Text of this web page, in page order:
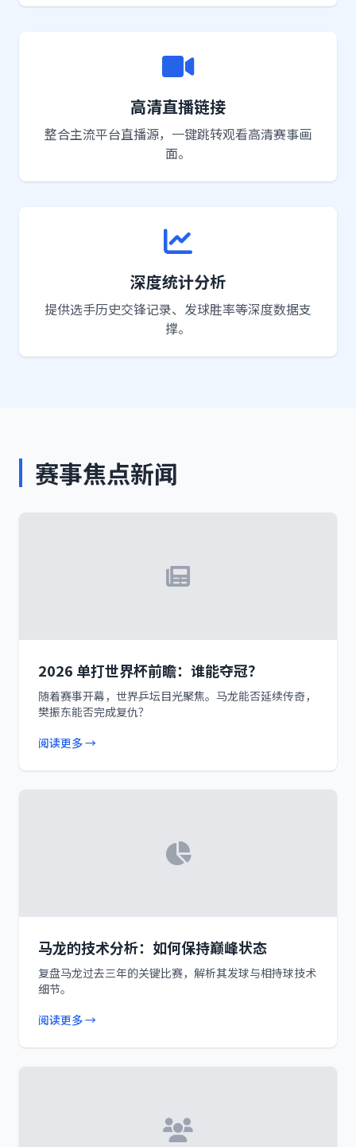
高清直播链接
整合主流平台直播源，一键跳转观看高清赛事画
面。
深度统计分析
提供选手历史交锋记录、发球胜率等深度数据支
撑。
赛事焦点新闻
2026 单打世界杯前瞻：谁能夺冠？
随着赛事开幕，世界乒坛目光聚焦。马龙能否延续传奇，
樊振东能否完成复仇？
阅读更多 →
马龙的技术分析：如何保持巅峰状态
复盘马龙过去三年的关键比赛，解析其发球与相持球技术
细节。
阅读更多 →